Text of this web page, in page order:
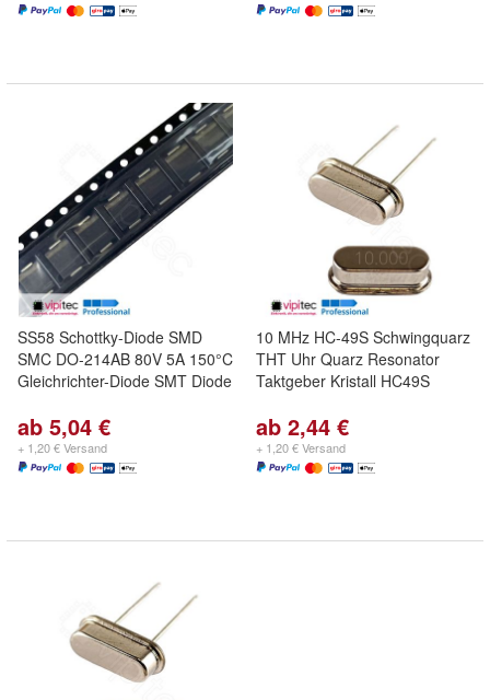
SS58 Schottky-Diode SMD
SMC DO-214AB 80V 5A 150°C
Gleichrichter-Diode SMT Diode
ab 5,04 €
+ 1,20 € Versand
10 MHz HC-49S Schwingquarz
THT Uhr Quarz Resonator
Taktgeber Kristall HC49S
ab 2,44 €
+ 1,20 € Versand